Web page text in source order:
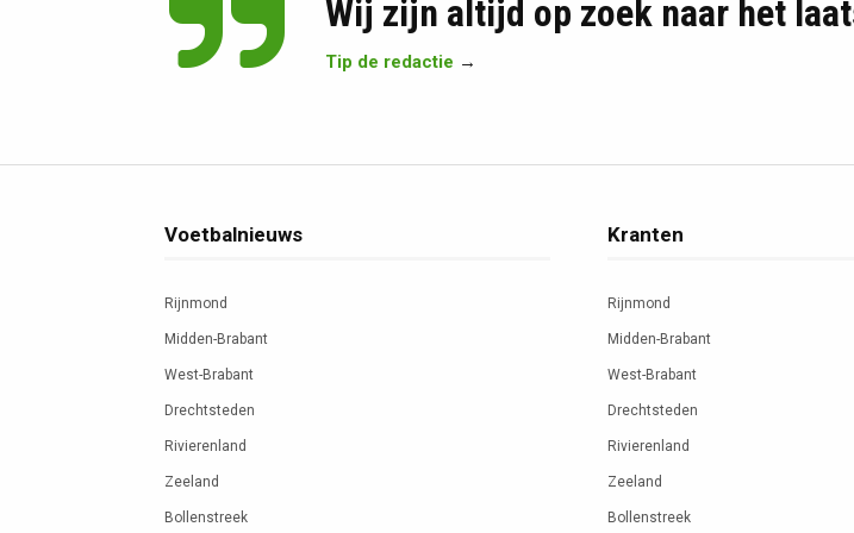
Wij zijn altijd op zoek naar het
Tip de redactie →
Voetbalnieuws
Rijnmond
Midden-Brabant
West-Brabant
Drechtsteden
Rivierenland
Zeeland
Bollenstreek
Kranten
Rijnmond
Midden-Brabant
West-Brabant
Drechtsteden
Rivierenland
Zeeland
Bollenstreek